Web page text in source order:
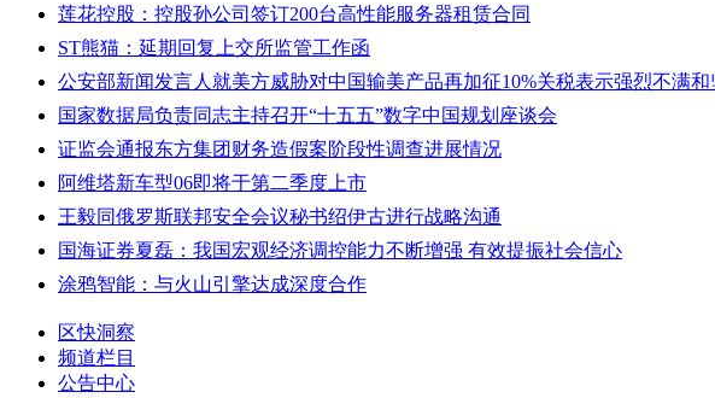
莲花控股：控股孙公司签订200台高性能服务器租赁合同
ST熊猫：延期回复上交所监管工作函
公安部新闻发言人就美方威胁对中国输美产品再加征10%关税表示强烈不满
国家数据局负责同志主持召开“十五五”数字中国规划座谈会
证监会通报东方集团财务造假案阶段性调查进展情况
阿维塔新车型06即将于第二季度上市
王毅同俄罗斯联邦安全会议秘书绍伊古进行战略沟通
国海证券夏磊：我国宏观经济调控能力不断增强 有效提振社会信心
涂鸦智能：与火山引擎达成深度合作
区快洞察
频道栏目
公告中心